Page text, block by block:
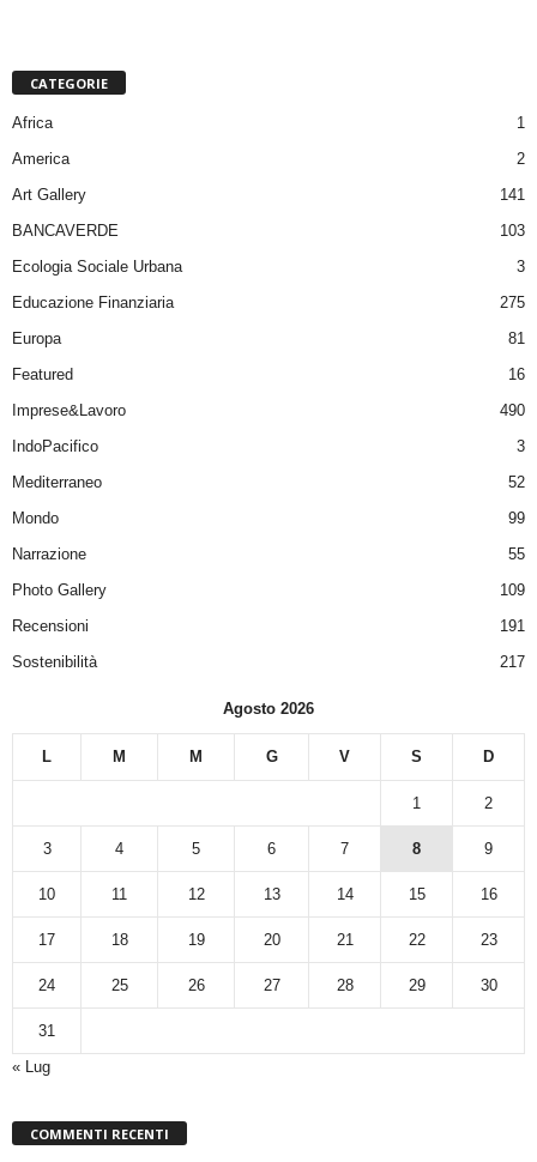
CATEGORIE
Africa
1
America
2
Art Gallery
141
BANCAVERDE
103
Ecologia Sociale Urbana
3
Educazione Finanziaria
275
Europa
81
Featured
16
Imprese&Lavoro
490
IndoPacifico
3
Mediterraneo
52
Mondo
99
Narrazione
55
Photo Gallery
109
Recensioni
191
Sostenibilità
217
Agosto 2026
L M M G V S D
1 2
3 4 5 6 7 8 9
10 11 12 13 14 15 16
17 18 19 20 21 22 23
24 25 26 27 28 29 30
31
« Lug
COMMENTI RECENTI